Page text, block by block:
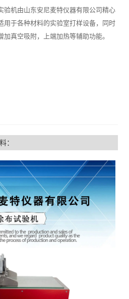
验机由山东安尼麦特仪器有限公司精心
用于各种材料的实验室打样设备，同时
加真空吸附，上端加热等辅助功能。
：